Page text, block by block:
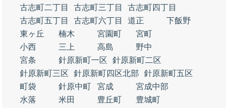
古志町二丁目
古志町三丁目
古志町四丁目
古志町五丁目
古志町六丁目 道正
下飯野
東ヶ丘
楠木 宮園町
宮町
小西
三上 高島
野中
宮条
針原新町一区
針原新町二区
針原新町三区
針原新町四区北部
針原新町五区
町袋
針原中町 宮成
宮成中部
水落
米田 豊丘町
豊城町